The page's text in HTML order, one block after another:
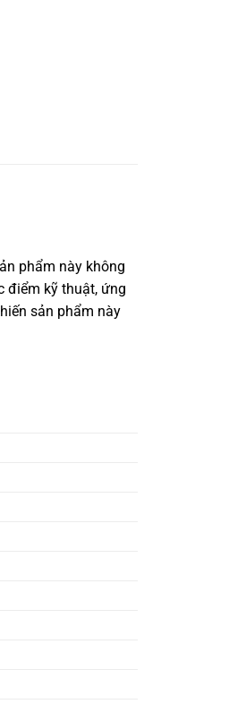
phẩm này không
điểm kỹ thuật, ứng
sản phẩm này